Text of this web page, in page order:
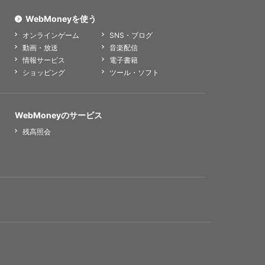
WebMoneyを使う
オンラインゲーム
SNS・ブログ
動画・放送
音楽配信
情報サービス
電子書籍
ショッピング
ツール・ソフト
WebMoneyのサービス
残高照会